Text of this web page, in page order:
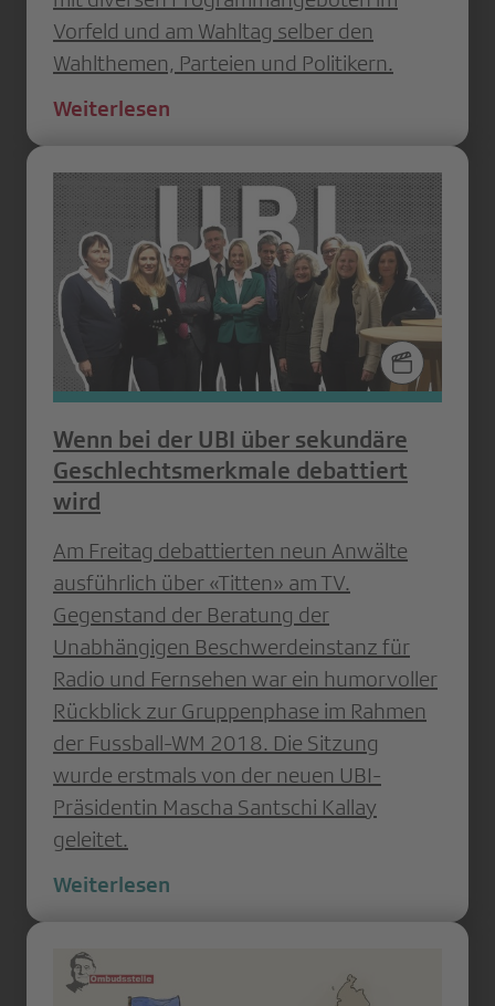
Vorfeld und am Wahltag selber den
Wahlthemen, Parteien und Politikern.
Weiterlesen
Wenn bei der UBI über sekundäre
Geschlechtsmerkmale debattiert
wird
Am Freitag debattierten neun Anwälte
ausführlich über «Titten» am TV.
Gegenstand der Beratung der
Unabhängigen Beschwerdeinstanz für
Radio und Fernsehen war ein humorvoller
Rückblick zur Gruppenphase im Rahmen
der Fussball-WM 2018. Die Sitzung
wurde erstmals von der neuen UBI-
Präsidentin Mascha Santschi Kallay
geleitet.
Weiterlesen